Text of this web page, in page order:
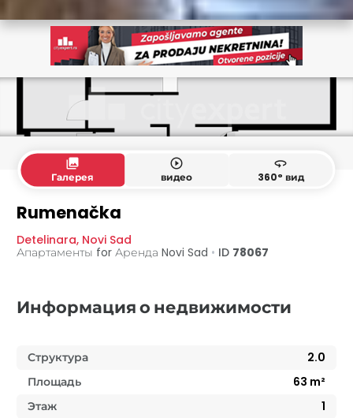
collections
Галерея
play_circle_outline
видео
360
360° вид
Rumenačka
Detelinara, Novi Sad
Апартаменты for Аренда Novi Sad • ID 78067
Информация о недвижимости
Структура
2.0
Площадь
63 m²
Этаж
1